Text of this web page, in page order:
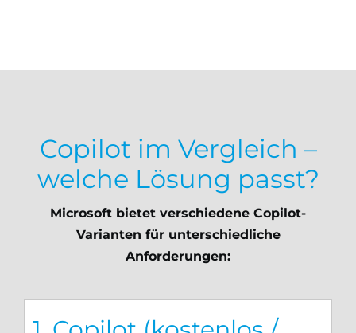
Copilot im Vergleich –
welche Lösung passt?
Microsoft bietet verschiedene Copilot-
Varianten für unterschiedliche
Anforderungen: